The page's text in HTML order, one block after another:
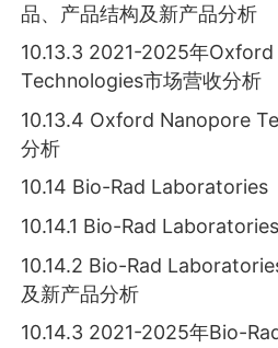
品、产品结构及新产品分析
10.13.3 2021-2025年
Technologies市场营收分析
10.13.4 Oxford Nanopore
分析
10.14 Bio-Rad Laboratories
10.14.1 Bio-Rad
10.14.2 Bio-Rad
及新产品分析
10.14.3 2021-2025年Bio-